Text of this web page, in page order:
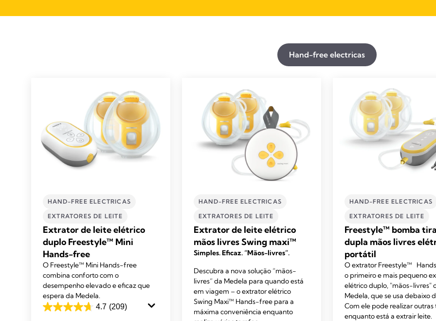
Hand-free electricas
HAND-FREE ELECTRICAS
EXTRATORES DE LEITE​
Extrator de leite elétrico
duplo Freestyle™ Mini
Hands-free
O Freestyle™ Mini Hands-free
combina conforto com o
desempenho elevado e eficaz que
espera da Medela.
4.7 (209)
4.7
HAND-FREE ELECTRICAS
EXTRATORES DE LEITE​
Extrator de leite elétrico
mãos livres Swing maxi™
Simples. Eficaz. “Mãos-livres”.
Descubra a nova solução “mãos-
livres” da Medela para quando está
em viagem – o extrator elétrico
Swing Maxi™ Hands-free para a
máxima conveniência enquanto
HAND-FREE ELECTRICAS
EXTRATORES DE LEITE​
Freestyle™ bomba
dupla mãos livres
portátil
O extrator Freestyle™
o primeiro e mais pequeno
elétrico duplo, "mãos-livres"
Medela, que se usa debaixo
Com ele pode realizar outras
enquanto está a extrair leite.